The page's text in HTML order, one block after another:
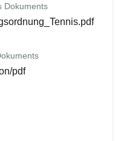
Dokuments
pdf